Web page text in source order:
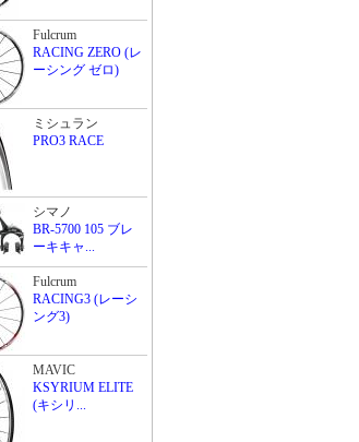
Fulcrum
RACING ZERO (レ
ーシング ゼロ)
ミシュラン
PRO3 RACE
シマノ
BR-5700 105 ブレ
ーキキャ...
Fulcrum
RACING3 (レーシ
ング3)
MAVIC
KSYRIUM ELITE
(キシリ...